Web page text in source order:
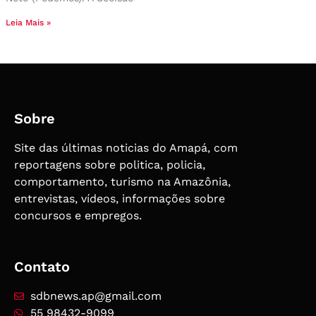
Leia Mais »
Sobre
Site das últimas noticias do Amapá, com
reportagens sobre politica, policia,
comportamento, turismo na Amazônia,
entrevistas, vídeos, informações sobre
concursos e empregos.
Contato
sdbnews.ap@gmail.com
55 98432-9099